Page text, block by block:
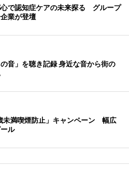
で認知症ケアの未来探る グループ
業が登壇
音」を聴き記録 身近な音から街の
未満喫煙防止」キャンペーン 幅広
ル